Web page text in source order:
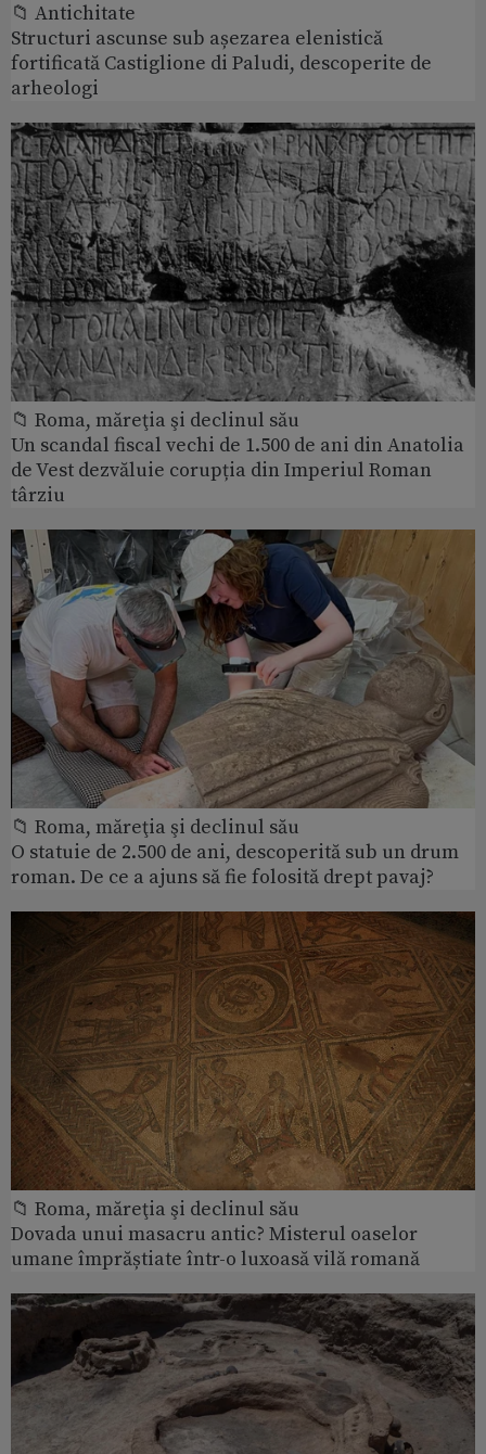
📁 Antichitate
Structuri ascunse sub așezarea elenistică
fortificată Castiglione di Paludi, descoperite de
arheologi
📁 Roma, măreţia şi declinul său
Un scandal fiscal vechi de 1.500 de ani din Anatolia
de Vest dezvăluie corupția din Imperiul Roman
târziu
📁 Roma, măreţia şi declinul său
O statuie de 2.500 de ani, descoperită sub un drum
roman. De ce a ajuns să fie folosită drept pavaj?
📁 Roma, măreţia şi declinul său
Dovada unui masacru antic? Misterul oaselor
umane împrăștiate într-o luxoasă vilă romană